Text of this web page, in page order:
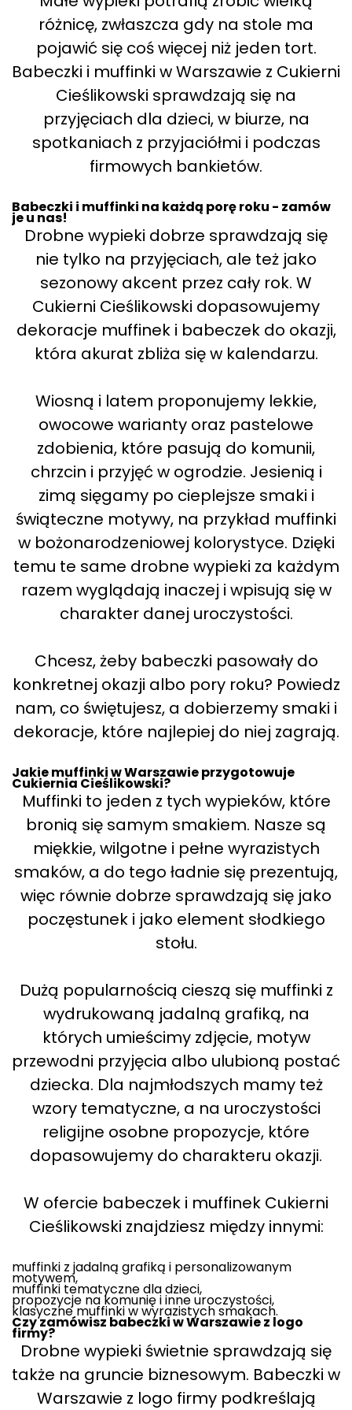
różnicę, zwłaszcza gdy na stole ma
pojawić się coś więcej niż jeden tort.
Babeczki i muffinki w Warszawie z Cukierni
Cieślikowski sprawdzają się na
przyjęciach dla dzieci, w biurze, na
spotkaniach z przyjaciółmi i podczas
firmowych bankietów.
Babeczki i muffinki na każdą porę roku - zamów
je u nas!
Drobne wypieki dobrze sprawdzają się
nie tylko na przyjęciach, ale też jako
sezonowy akcent przez cały rok. W
Cukierni Cieślikowski dopasowujemy
dekoracje muffinek i babeczek do okazji,
która akurat zbliża się w kalendarzu.
Wiosną i latem proponujemy lekkie,
owocowe warianty oraz pastelowe
zdobienia, które pasują do komunii,
chrzcin i przyjęć w ogrodzie. Jesienią i
zimą sięgamy po cieplejsze smaki i
świąteczne motywy, na przykład muffinki
w bożonarodzeniowej kolorystyce. Dzięki
temu te same drobne wypieki za każdym
razem wyglądają inaczej i wpisują się w
charakter danej uroczystości.
Chcesz, żeby babeczki pasowały do
konkretnej okazji albo pory roku? Powiedz
nam, co świętujesz, a dobierzemy smaki i
dekoracje, które najlepiej do niej zagrają.
Jakie muffinki w Warszawie przygotowuje
Cukiernia Cieślikowski?
Muffinki to jeden z tych wypieków, które
bronią się samym smakiem. Nasze są
miękkie, wilgotne i pełne wyrazistych
smaków, a do tego ładnie się prezentują,
więc równie dobrze sprawdzają się jako
poczęstunek i jako element słodkiego
stołu.
Dużą popularnością cieszą się muffinki z
wydrukowaną jadalną grafiką, na
których umieścimy zdjęcie, motyw
przewodni przyjęcia albo ulubioną postać
dziecka. Dla najmłodszych mamy też
wzory tematyczne, a na uroczystości
religijne osobne propozycje, które
dopasowujemy do charakteru okazji.
W ofercie babeczek i muffinek Cukierni
Cieślikowski znajdziesz między innymi:
muffinki z jadalną grafiką i personalizowanym
motywem,
muffinki tematyczne dla dzieci,
propozycje na komunię i inne uroczystości,
klasyczne muffinki w wyrazistych smakach.
Czy zamówisz babeczki w Warszawie z logo
firmy?
Drobne wypieki świetnie sprawdzają się
także na gruncie biznesowym. Babeczki w
Warszawie z logo firmy podkreślają